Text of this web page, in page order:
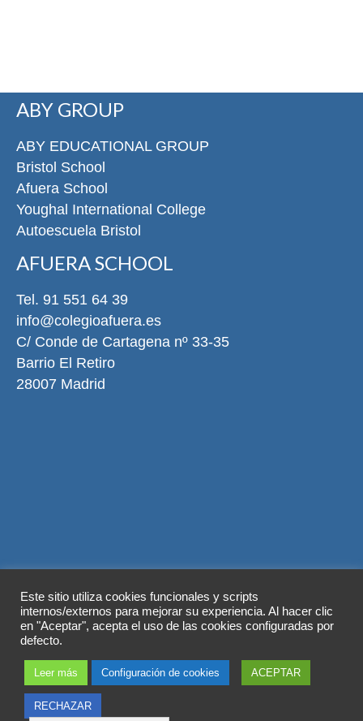
ABY GROUP
ABY EDUCATIONAL GROUP
Bristol School
Afuera School
Youghal International College
Autoescuela Bristol
AFUERA SCHOOL
Tel. 91 551 64 39
info@colegioafuera.es
C/ Conde de Cartagena nº 33-35
Barrio El Retiro
28007 Madrid
Política de cookies
© 2026 Copyright by
derechos reservados.
Este sitio utiliza cookies funcionales y scripts
internos/externos para mejorar su experiencia. Al hacer clic
en "Aceptar", acepta el uso de las cookies configuradas por
defecto.
Leer más Configuración de cookies ACEPTAR
RECHAZAR